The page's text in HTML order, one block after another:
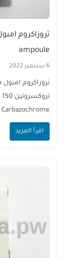
ampoule
6 سبتمبر 2022
Carbazochrome لعلاج القصور الوريدي و النزف
اقرأ المزيد